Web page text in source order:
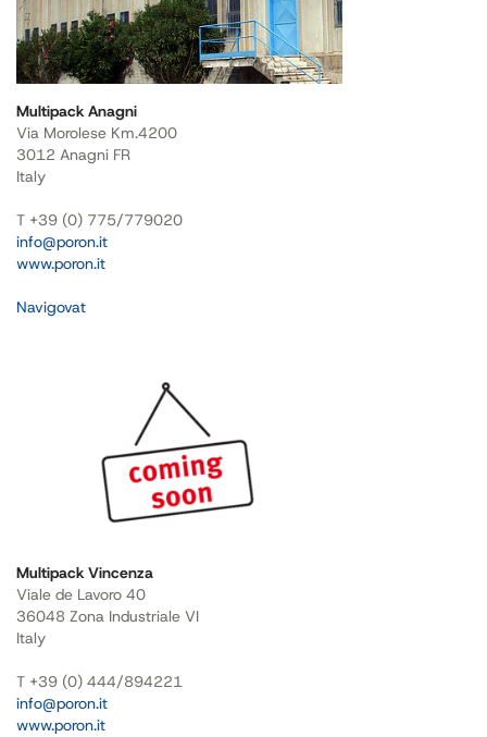
Multipack Anagni
Via Morolese Km.4200
3012 Anagni FR
Italy
T +39 (0) 775/779020
info@poron.it
www.poron.it
Navigovat
Multipack Vincenza
Viale de Lavoro 40
36048 Zona Industriale VI
Italy
T +39 (0) 444/894221
info@poron.it
www.poron.it